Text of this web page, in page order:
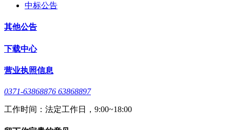
中标公告
其他公告
下载中心
营业执照信息
0371-63868876 63868897
工作时间：法定工作日，9:00~18:00